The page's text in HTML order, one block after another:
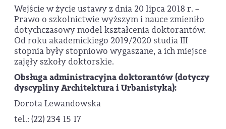
Wejście w życie ustawy z dnia 20 lipca 2018 r. –
Prawo o szkolnictwie wyższym i nauce zmieniło
dotychczasowy model kształcenia doktorantów.
Od roku akademickiego 2019/2020 studia III
stopnia były stopniowo wygaszane, a ich miejsce
zajęły szkoły doktorskie.
Obsługa administracyjna doktorantów (dotyczy
dyscypliny Architektura i Urbanistyka):
Dorota Lewandowska
tel.: (22) 234 15 17